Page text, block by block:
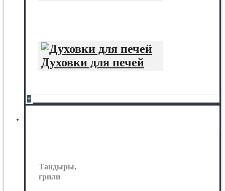
Духовки для печей
+
Тандыры,
грили